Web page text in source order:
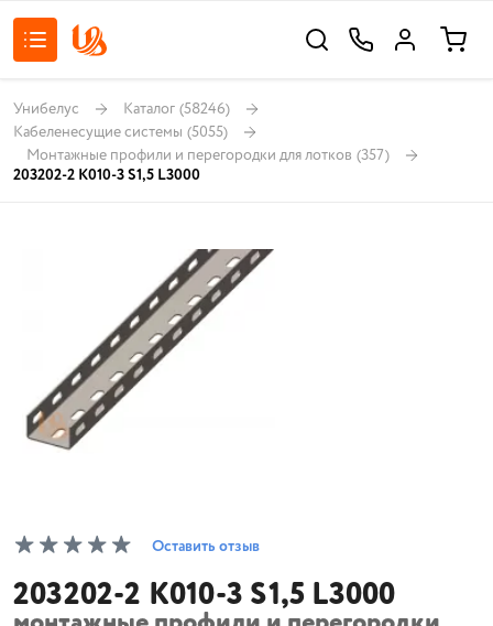
Унибелус Каталог (58246)
Кабеленесущие системы (5055)
Монтажные профили и перегородки для лотков (357)
203202-2 К010-3 S1,5 L3000
Оставить отзыв
203202-2 К010-3 S1,5 L3000